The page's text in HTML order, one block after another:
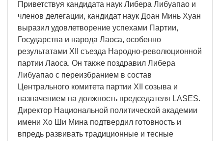
Приветствуя кандидата наук Либера Либуапао и
членов делегации, кандидат наук Доан Минь Хуан
выразил удовлетворение успехами Партии,
Государства и народа Лаоса, особенно
результатами XII съезда Народно-революционной
партии Лаоса. Он также поздравил Либера
Либуапао с переизбранием в состав
Центрального комитета партии XII созыва и
назначением на должность председателя LASES.
Директор Национальной политической академии
имени Хо Ши Мина подтвердил готовность и
впредь развивать традиционные и тесные